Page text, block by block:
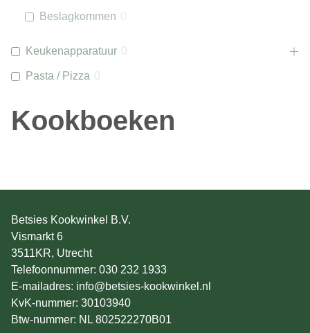
Beslagkommen
Keukenapparatuur 0
Pasta / Pizza 0
Kookboeken
Betsies Kookwinkel B.V.
Vismarkt 6
3511KR, Utrecht
Telefoonnummer: 030 232 1933
E-mailadres: info@betsies-kookwinkel.nl
KvK-nummer: 30103940
Btw-nummer: NL 802522270B01